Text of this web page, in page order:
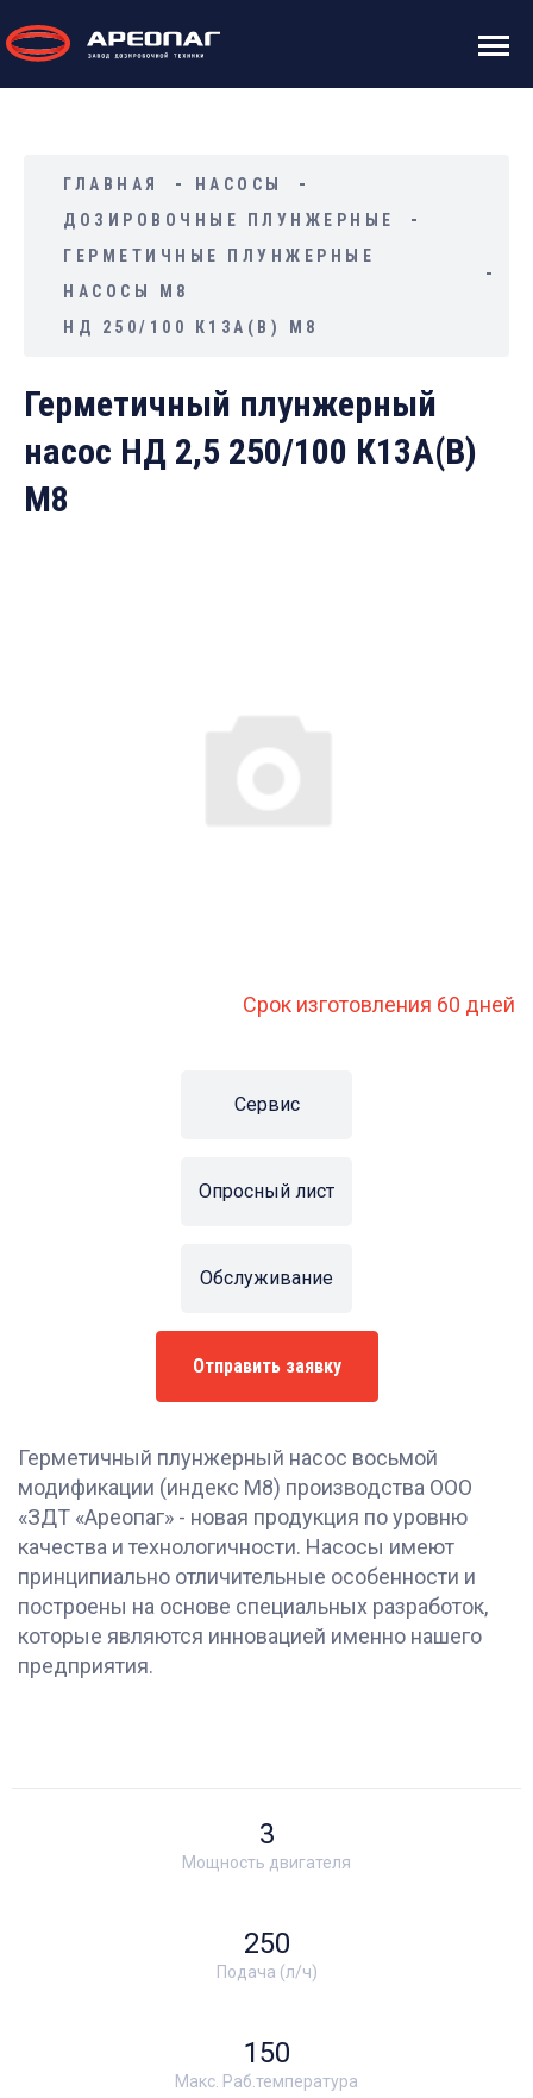
ГЛАВНАЯ
НАСОСЫ
ДОЗИРОВОЧНЫЕ ПЛУНЖЕРНЫЕ
ГЕРМЕТИЧНЫЕ ПЛУНЖЕРНЫЕ
НАСОСЫ М8
НД 250/100 К13А(В) М8
Герметичный плунжерный
насос НД 2,5 250/100 К13А(В)
М8
Срок изготовления 60 дней
Сервис
Опросный лист
Обслуживание
Отправить заявку
Герметичный плунжерный насос восьмой
модификации (индекс М8) производства ООО
«ЗДТ «Ареопаг» - новая продукция по уровню
качества и технологичности. Насосы имеют
принципиально отличительные особенности и
построены на основе специальных разработок,
которые являются инновацией именно нашего
предприятия.
Мощность двигателя
3
Подача (л/ч)
250
Макс. Раб.температура
150